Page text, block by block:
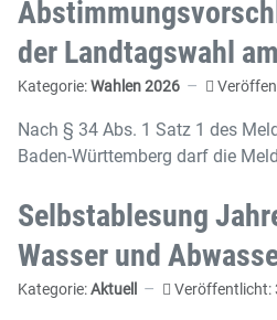
der Landtagswahl
Kategorie:Wahlen 2026
Nach § 34 Abs. 1 Satz 1 des
Baden-Württemberg darf die
Selbstablesung
Wasser und
Kategorie:Aktuell Veröffentlicht: